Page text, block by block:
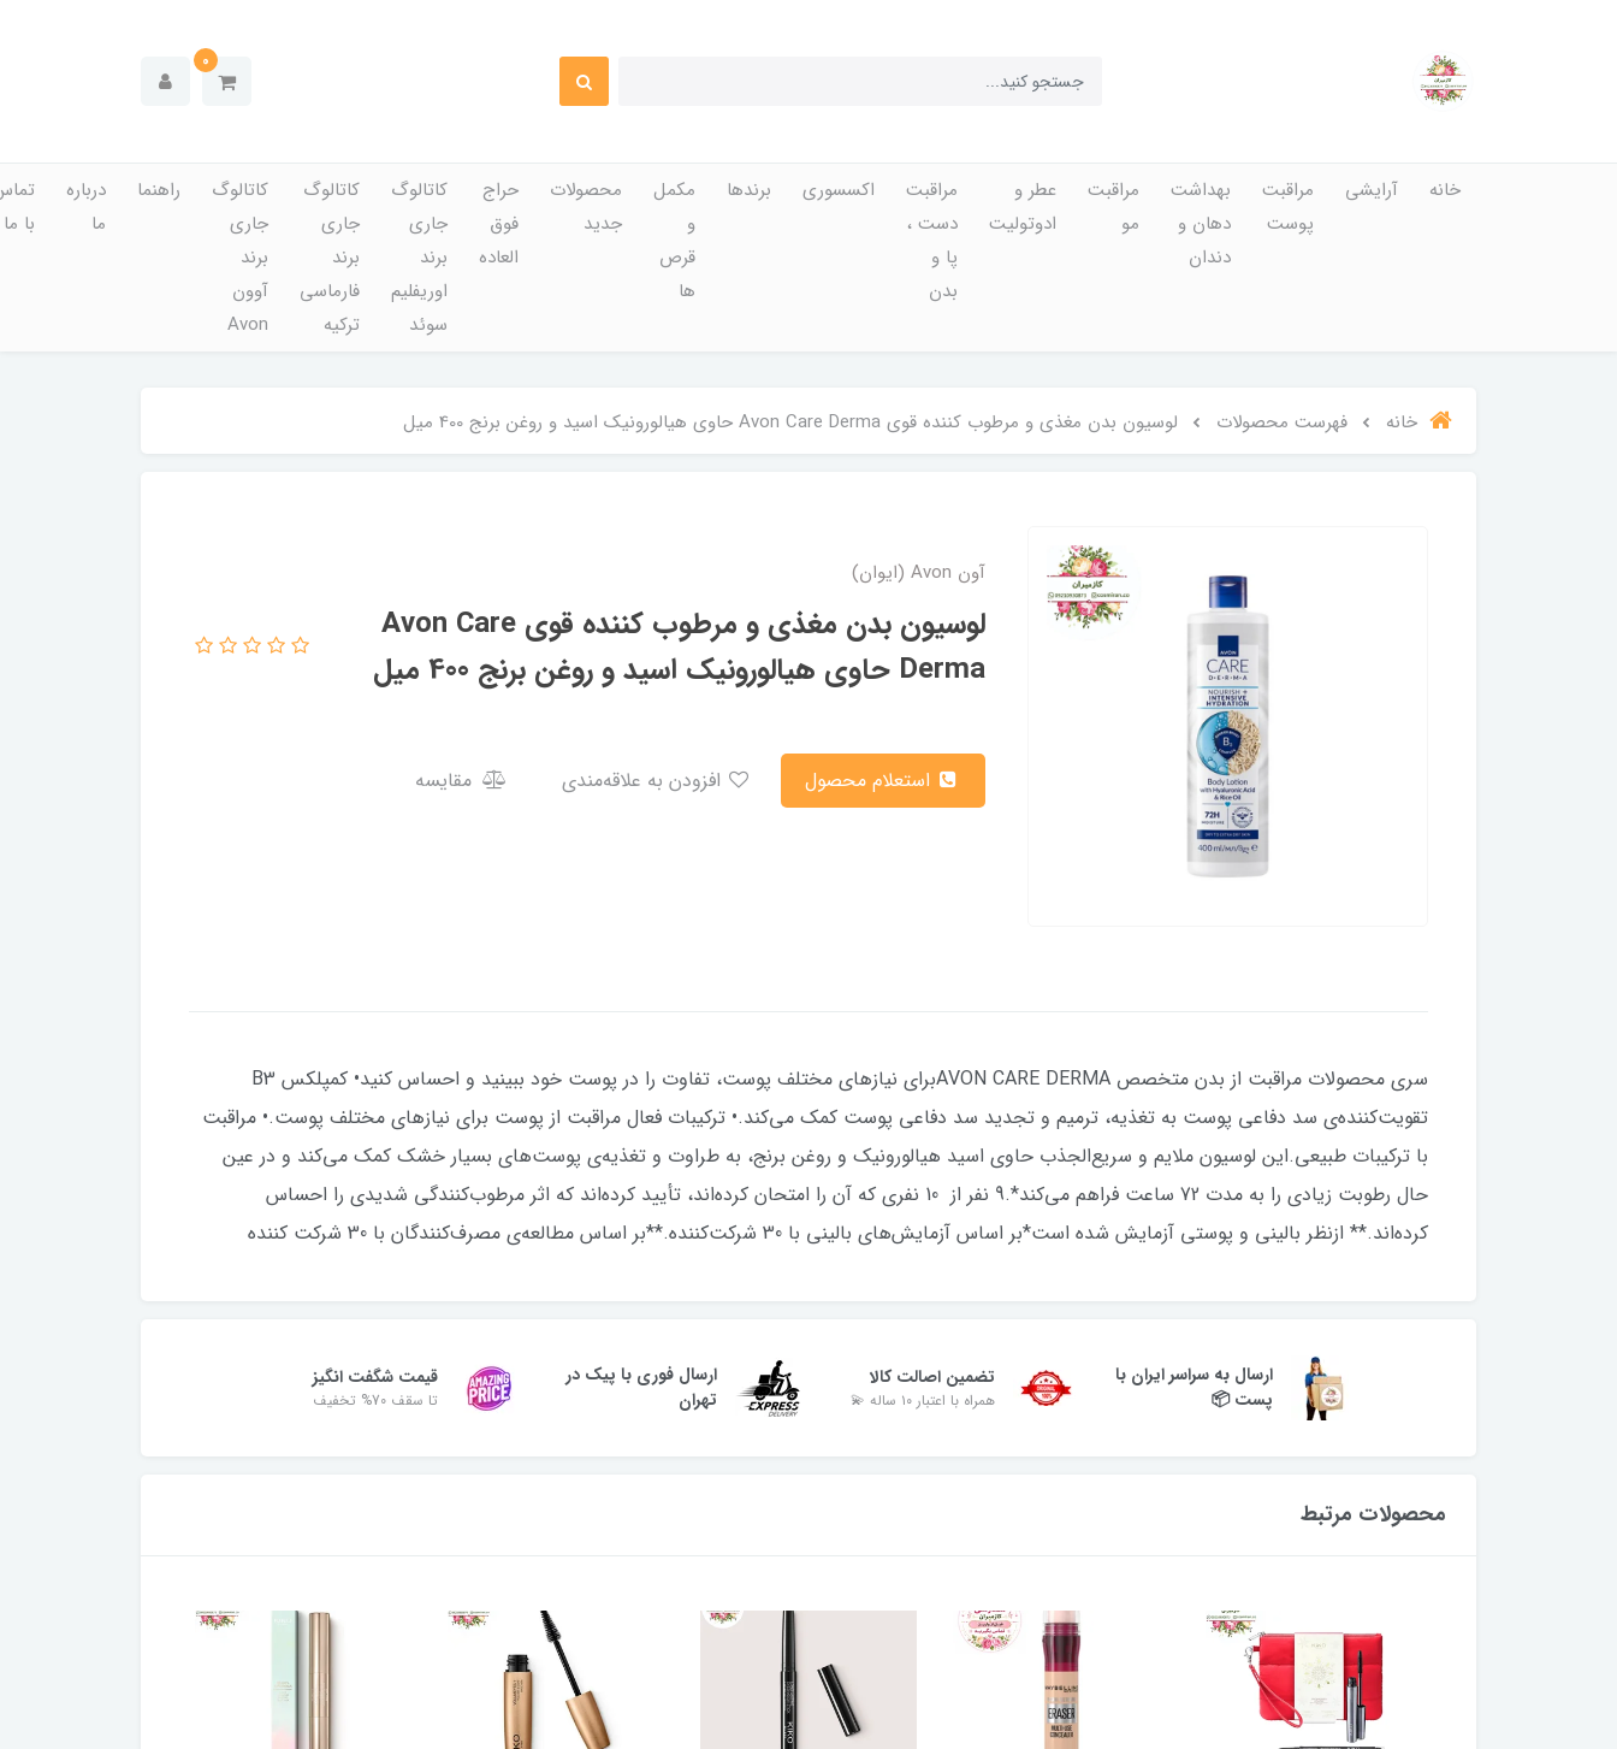
0
خانه آرایشی
مراقبت
پوست
بهداشت
دهان و
دندان
مراقبت
مو
عطر و
ادوتولیت
مراقبت
دست ،
پا و
بدن
اکسسوری برندها
مکمل
و
قرص
ها
محصولات
جدید
حراج
فوق
العاده
کاتالوگ
جاری
برند
اوریفلیم
سوئد
کاتالوگ
جاری
برند
فارماسی
ترکیه
کاتالوگ
جاری
برند
آوون
Avon
راهنما
درباره
ما
با ما
خانه فهرست محصولات لوسیون بدن مغذی و مرطوب کننده قوی Avon Care Derma حاوی هیالورونیک اسید و روغن برنج 400 میل
آون Avon (ایوان)
لوسیون بدن مغذی و مرطوب کننده قوی Avon Care
Derma حاوی هیالورونیک اسید و روغن برنج 400 میل
مقایسه
سری محصولات مراقبت از بدن متخصص AVON CARE DERMAبرای نیازهای مختلف پوست، تفاوت را در پوست خود ببینید و احساس کنید• کمپلکس B3
تقویت‌کننده‌ی سد دفاعی پوست به تغذیه، ترمیم و تجدید سد دفاعی پوست کمک می‌کند.• ترکیبات فعال مراقبت از پوست برای نیازهای مختلف پوست.• مراقبت
با ترکیبات طبیعی.این لوسیون ملایم و سریع‌الجذب حاوی اسید هیالورونیک و روغن برنج، به طراوت و تغذیه‌ی پوست‌های بسیار خشک کمک می‌کند و در عین
حال رطوبت زیادی را به مدت 72 ساعت فراهم می‌کند*.9 نفر از 10 نفری که آن را امتحان کرده‌اند، تأیید کرده‌اند که اثر مرطوب‌کنندگی شدیدی را احساس
کرده‌اند.** ازنظر بالینی و پوستی آزمایش شده است*بر اساس آزمایش‌های بالینی با 30 شرکت‌کننده.**بر اساس مطالعه‌ی مصرف‌کنندگان با 30 شرکت کننده
ارسال به سراسر ایران با
پست 📦
تضمین اصالت کالا
همراه با اعتبار ۱۰ ساله 💫
ارسال فوری با پیک در
تهران
قیمت شگفت انگیز
تا سقف 70% تخفیف
محصولات مرتبط